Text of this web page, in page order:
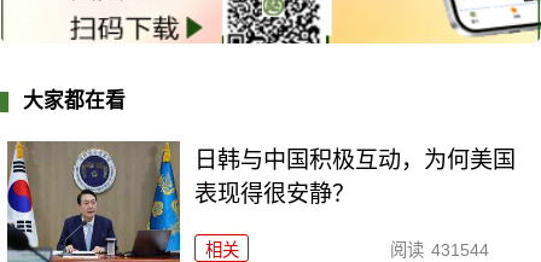
大家都在看
日韩与中国积极互动，为何美国
表现得很安静？
相关 阅读 431544